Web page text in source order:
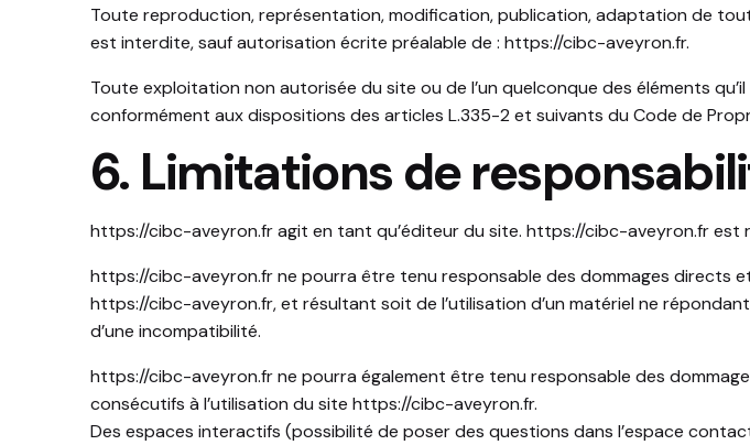
Toute reproduction, représentation, modification, publication, adaptation de
est interdite, sauf autorisation écrite préalable de : https://cibc-aveyron.fr.
Toute exploitation non autorisée du site ou de l’un quelconque des éléments
conformément aux dispositions des articles L.335-2 et suivants du Code de
6. Limitations de
https://cibc-aveyron.fragit en tant qu’éditeur du site. https://cibc-aveyron.frest
https://cibc-aveyron.frne pourra être tenu responsable des dommages directs
https://cibc-aveyron.fr, et résultant soit de l’utilisation d’un matériel ne
d’une incompatibilité.
https://cibc-aveyron.frne pourra également être tenu responsable des
consécutifs à l’utilisation du site https://cibc-aveyron.fr.
Des espaces interactifs (possibilité de poser des questions dans l’espace